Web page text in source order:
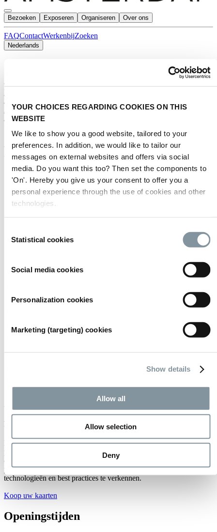
YOUR CHOICES REGARDING COOKIES ON THIS
WEBSITE
We like to show you a good website, tailored to your
preferences. In addition, we would like to tailor our
messages on external websites and offers via social
media. Do you want this too? Then set the components to
'On'. Hereby you give us your consent to offer you a
personal experience through the use of cookies and other
technologies.
Selection
Statistical cookies
Social media cookies
Personalization cookies
Marketing (targeting) cookies
Show details
Allow all
Allow selection
Deny
Bezoeken Exposeren Organiseren Over ons
FAQContactWerkenbijZoeken
Nederlands
Home
/
Agenda
/
Realize LIVE
29 juni 2026 t/m 1 juli 2026
Realize LIVE 2026
De conferentie over digitale transformatie is ontworpen voor
professionals in engineering, productie, productlevenscyclusbeheer,
ontwerp en IT/softwarebeheer. Gebruikers, experts uit de branche en
partners komen samen om inzichten te delen en de nieuwste trends,
technologieën en best practices te verkennen.
Koop uw kaarten
Openingstijden